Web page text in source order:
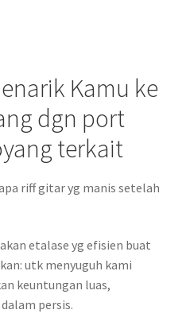
Kamu ke
dgn port
terkait
riff gitar yg manis setelah
etalase yg efisien buat
utk menyuguh kami
keuntungan luas,
persis.